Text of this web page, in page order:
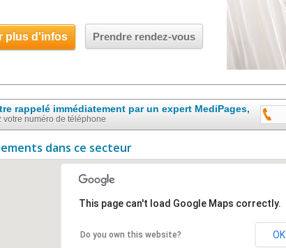
plus d'infos Prendre rendez-vous
rappelé immédiatement par un expert MediPages,
votre numéro de téléphone
dans ce secteur
This page can't load Google Maps correctly.
Do you own this website? OK